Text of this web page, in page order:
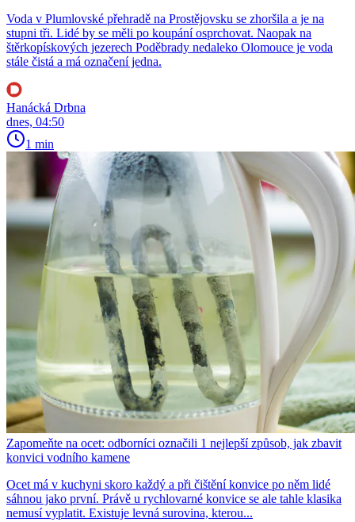
Voda v Plumlovské přehradě na Prostějovsku se zhoršila a je na
stupni tři. Lidé by se měli po koupání osprchovat. Naopak na
štěrkopískových jezerech Poděbrady nedaleko Olomouce je voda
stále čistá a má označení jedna.
Hanácká Drbna
dnes, 04:50
1 min
Zapomeňte na ocet: odborníci označili 1 nejlepší způsob, jak zbavit
konvici vodního kamene
Ocet má v kuchyni skoro každý a při čištění konvice po něm lidé
sáhnou jako první. Právě u rychlovarné konvice se ale tahle klasika
nemusí vyplatit. Existuje levná surovina, kterou...